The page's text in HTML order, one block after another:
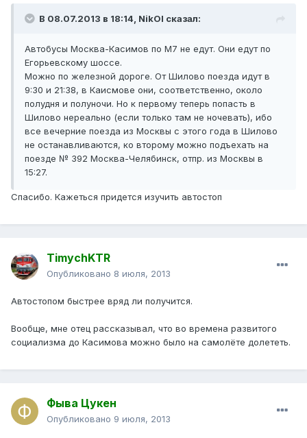
В 08.07.2013 в 18:14, NikOl сказал:
Автобусы Москва-Касимов по М7 не едут. Они едут по
Егорьевскому шоссе.
Можно по железной дороге. От Шилово поезда идут в
9:30 и 21:38, в Каисмове они, соответственно, около
полудня и полуночи. Но к первому теперь попасть в
Шилово нереально (если только там не ночевать), ибо
все вечерние поезда из Москвы с этого года в Шилово
не останавливаются, ко второму можно подъехать на
поезде № 392 Москва-Челябинск, отпр. из Москвы в
15:27.
Спасибо. Кажеться придется изучить автостоп
TimychKTR
Опубликовано 8 июля, 2013
Автостопом быстрее вряд ли получится.
Вообще, мне отец рассказывал, что во времена развитого
социализма до Касимова можно было на самолёте долететь.
Фыва Цукен
Опубликовано 9 июля, 2013